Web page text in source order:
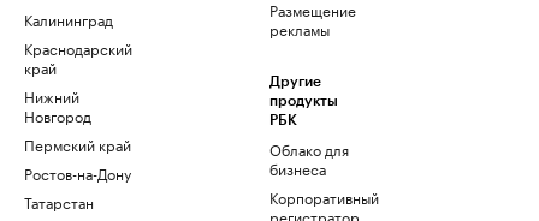
Калининград
Краснодарский
край
Нижний
Новгород
Пермский край
Ростов-на-Дону
Татарстан
Размещение
рекламы
Другие
продукты
РБК
Облако для
бизнеса
Корпоративный
регистратор